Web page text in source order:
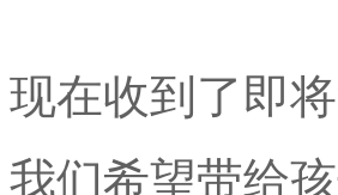
现在收到了即
我们希望带给